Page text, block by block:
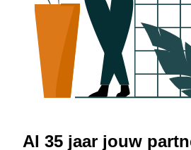
Al 35 jaar jouw